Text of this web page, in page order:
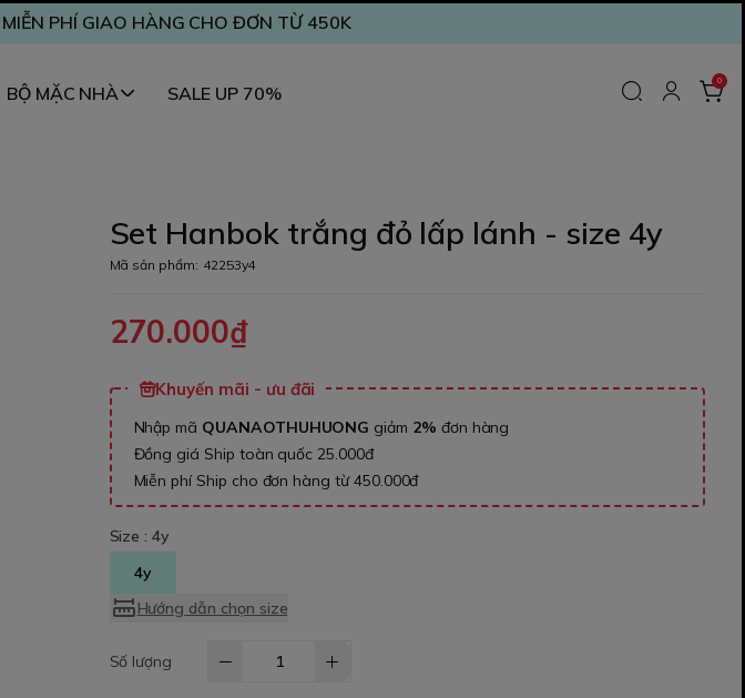
PHÍ GIAO HÀNG CHO ĐƠN TỪ 450K
BỘ MẶC NHÀ SALE UP 70%
0
Set Hanbok trắng đỏ lấp lánh - size 4y
Mã sản phẩm: 42253y4
270.000₫
Khuyến mãi - ưu đãi
Nhập mã QUANAOTHUHUONG giảm 2% đơn hàng
Đồng giá Ship toàn quốc 25.000đ
Miễn phí Ship cho đơn hàng từ 450.000đ
Size :4y
4y
Hướng dẫn chọn size
Số lượng